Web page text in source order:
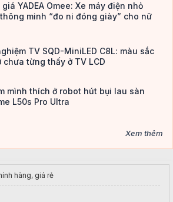
YADEA Omee: Xe máy điện nhỏ
minh “đo ni đóng giày” cho nữ
TV SQD-MiniLED C8L: màu sắc
chưa từng thấy ở TV LCD
mình thích ở robot hút bụi lau sàn
L50s Pro Ultra
Xem thêm
hãng, giá rẻ